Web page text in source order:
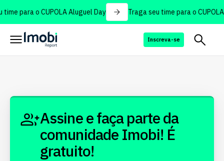
para o CUPOLA Aluguel Day Traga seu time para o
Inscreva-se
Assine e faça parte da
comunidade Imobi! É
gratuito!